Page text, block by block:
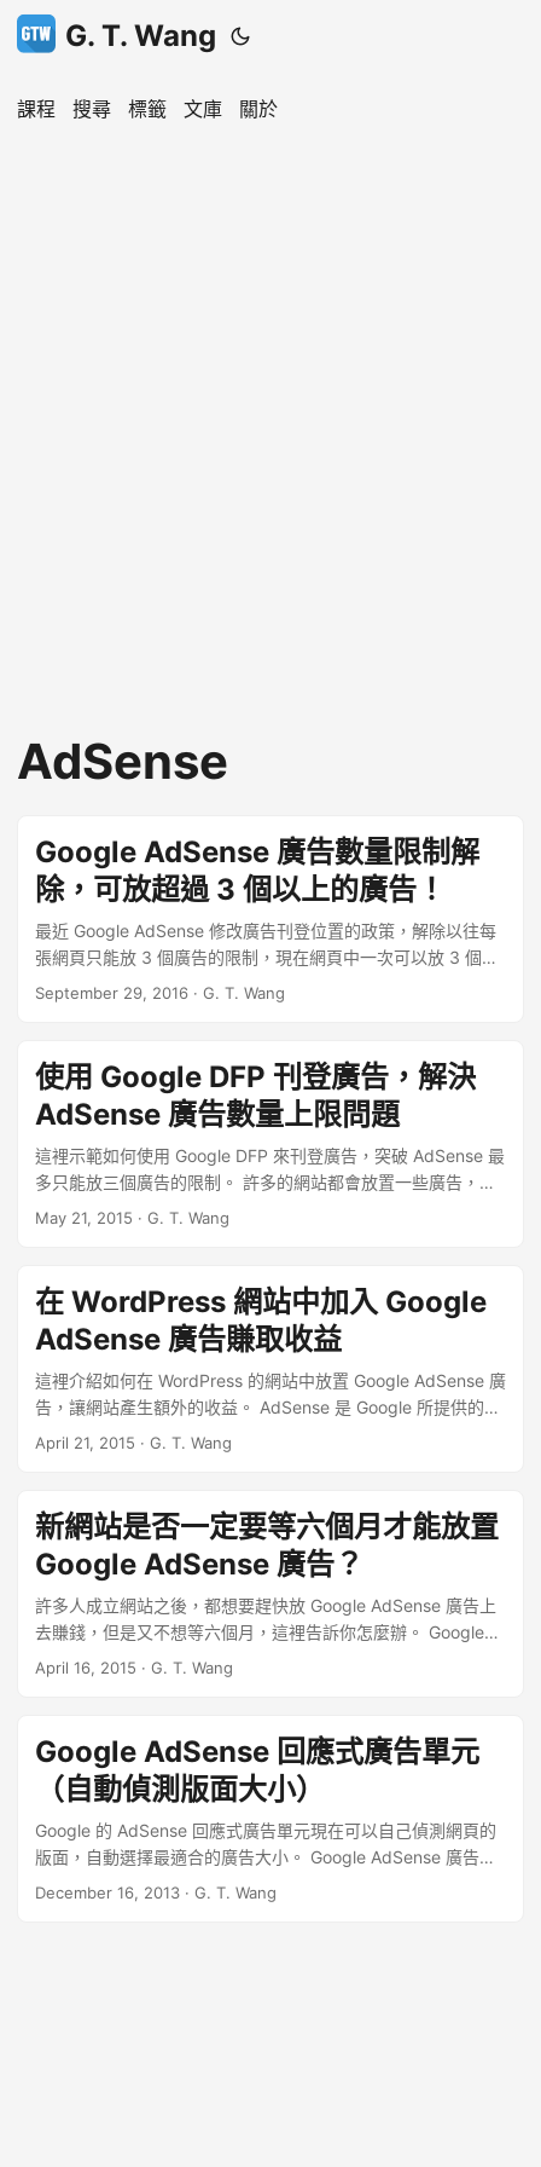
G. T. Wang
課程 搜尋 標籤 文庫 關於
AdSense
Google AdSense 廣告數量限制解
除，可放超過 3 個以上的廣告！
最近 Google AdSense 修改廣告刊登位置的政策，解除以往每
張網頁只能放 3 個廣告的限制，現在網頁中一次可以放 3 個以
上的廣告！ 長久以來 Google AdSense 的廣告刊登政策中都有
站以來一直都存在，下面這張圖是我從 WayBack Machine 抓
出來的，這是 2014 年的 Google AdSense 廣告刊登位置政策
內容。 ...
September 29, 2016 · G. T. Wang
使用 Google DFP 刊登廣告，解決
AdSense 廣告數量上限問題
這裡示範如何使用 Google DFP 來刊登廣告，突破 AdSense 最
多只能放三個廣告的限制。 許多的網站都會放置一些廣告，透
過廣告收益來維持網站的運作，甚至用這樣的模式把網站當作
的。 ...
May 21, 2015 · G. T. Wang
在 WordPress 網站中加入 Google
AdSense 廣告賺取收益
這裡介紹如何在 WordPress 的網站中放置 Google AdSense 廣
告，讓網站產生額外的收益。 AdSense 是 Google 所提供的網
路廣告服務，加入 AdSense 之後，你就可以在自己的網站上刊
April 21, 2015 · G. T. Wang
新網站是否一定要等六個月才能放置
Google AdSense 廣告？
許多人成立網站之後，都想要趕快放 Google AdSense 廣告上
去賺錢，但是又不想等六個月，這裡告訴你怎麼辦。 Google
AdSense 是現在全球最知名的網路廣告商，只要有自己網站的
或部落格來放廣告賺錢，不過 Google AdSense 的申請原則卻
規定一個新網站至少要等六個月才能申請加入 AdSense，要等
六個月對一般不了解網路生態的人而言，確實是很久，不過以
我個人的看法，這樣的規定是必要的，以下我來解釋為什麼。
...
April 16, 2015 · G. T. Wang
Google AdSense 回應式廣告單元
（自動偵測版面大小）
Google 的 AdSense 回應式廣告單元現在可以自己偵測網頁的
版面，自動選擇最適合的廣告大小。 Google AdSense 廣告前
一陣子才支援回應式網頁設計，讓 Google AdSense 廣告配合
December 16, 2013 · G. T. Wang